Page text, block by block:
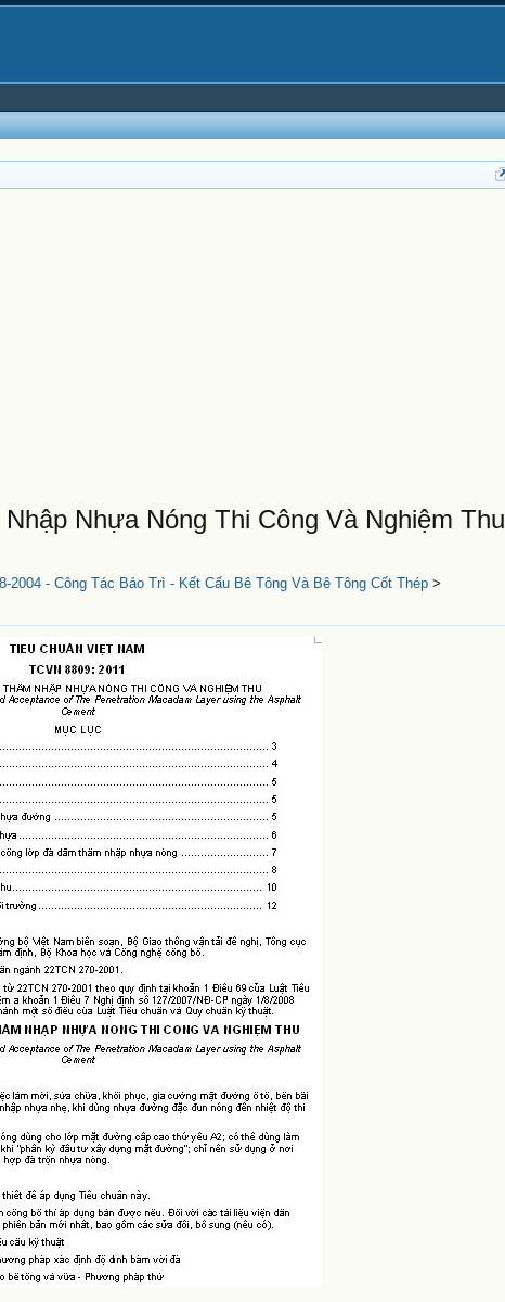
Nhựa Nóng Thi Công Và Nghiệm Thu
2004 - Công Tác Bảo Trì - Kết Cấu Bê Tông Và Bê Tông Cốt Thép>